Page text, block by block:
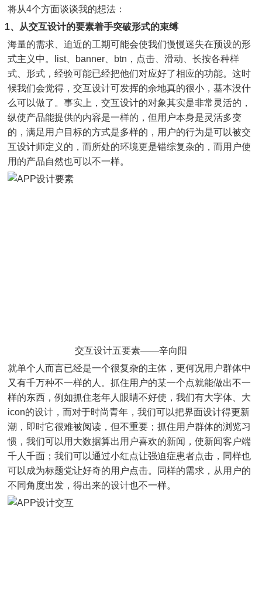
将从4个方面谈谈我的想法：
1、从交互设计的要素着手突破形式的束缚
海量的需求、迫近的工期可能会使我们慢慢迷失在预设的形
式主义中。list、banner、btn，点击、滑动、长按各种样
式、形式，经验可能已经把他们对应好了相应的功能。这时
候我们会觉得，交互设计可发挥的余地真的很小，基本没什
么可以做了。事实上，交互设计的对象其实是非常灵活的，
纵使产品能提供的内容是一样的，但用户本身是灵活多变
的，满足用户目标的方式是多样的，用户的行为是可以被交
互设计师定义的，而所处的环境更是错综复杂的，而用户使
用的产品自然也可以不一样。
交互设计五要素——辛向阳
就单个人而言已经是一个很复杂的主体，更何况用户群体中
又有千万种不一样的人。抓住用户的某一个点就能做出不一
样的东西，例如抓住老年人眼睛不好使，我们有大字体、大
icon的设计，而对于时尚青年，我们可以把界面设计得更新
潮，即时它很难被阅读，但不重要；抓住用户群体的浏览习
惯，我们可以用大数据算出用户喜欢的新闻，使新闻客户端
千人千面；我们可以通过小红点让强迫症患者点击，同样也
可以成为标题党让好奇的用户点击。同样的需求，从用户的
不同角度出发，得出来的设计也不一样。